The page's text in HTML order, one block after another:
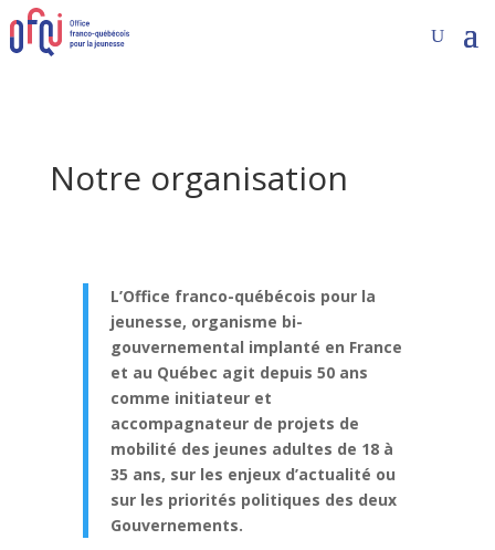
Notre organisation
L’Office franco-québécois pour la
jeunesse, organisme bi-
gouvernemental implanté en France
et au Québec agit depuis 50 ans
comme initiateur et
accompagnateur de projets de
mobilité des jeunes adultes de 18 à
35 ans, sur les enjeux d’actualité ou
sur les priorités politiques des deux
Gouvernements.